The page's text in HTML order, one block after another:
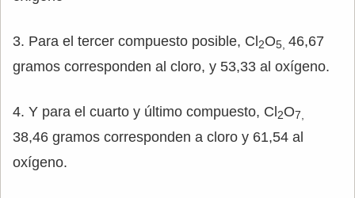
3. Para el tercer compuesto posible, Cl2O5, 46,67
gramos corresponden al cloro, y 53,33 al oxígeno.
4. Y para el cuarto y último compuesto, Cl2O7,
38,46 gramos corresponden a cloro y 61,54 al
oxígeno.